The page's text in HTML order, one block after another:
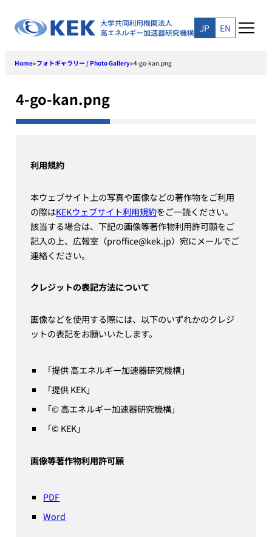
content
JP EN
Home>フォトギャラリー / Photo Gallery>4-go-kan.png
4-go-kan.png
利用規約
本ウェブサイト上の写真や画像などの著作物をご利用
の際はKEKウェブサイト利用規約をご一読ください。
該当する場合は、下記の画像等著作物利用許可願をご
記入の上、広報室（proffice@kek.jp）宛にメールでご
連絡ください。
クレジットの表記方法について
画像などを使用する際には、以下のいずれかのクレジ
ットの表記をお願いいたします。
「提供 高エネルギー加速器研究機構」
「提供 KEK」
「© 高エネルギー加速器研究機構」
「© KEK」
画像等著作物利用許可願
PDF
Word